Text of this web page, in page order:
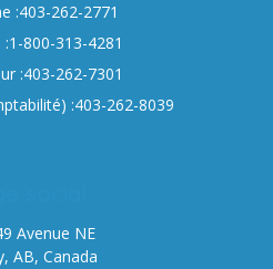
:403-262-2771
800-313-4281
:403-262-7301
:403-262-8039
Avenue NE
AB, Canada